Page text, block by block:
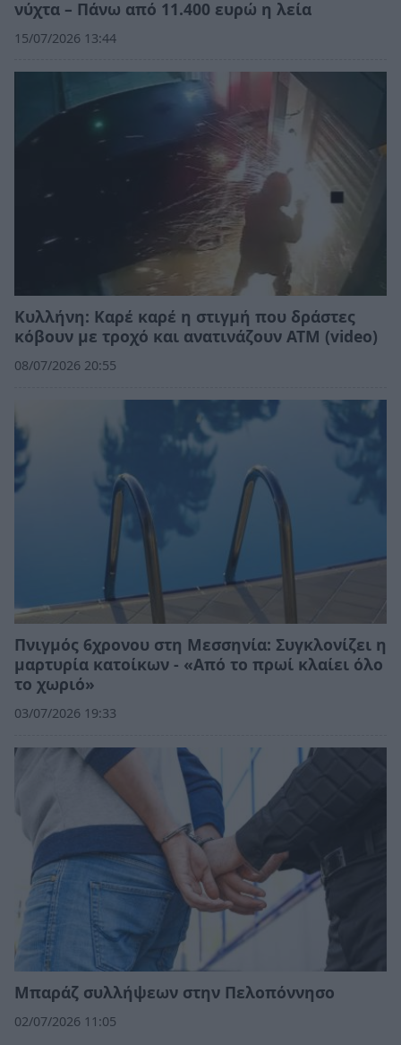
νύχτα – Πάνω από 11.400 ευρώ η λεία
15/07/2026 13:44
Κυλλήνη: Καρέ καρέ η στιγμή που δράστες
κόβουν με τροχό και ανατινάζουν ΑΤΜ (video)
08/07/2026 20:55
Πνιγμός 6χρονου στη Μεσσηνία: Συγκλονίζει η
μαρτυρία κατοίκων - «Από το πρωί κλαίει όλο
το χωριό»
03/07/2026 19:33
Μπαράζ συλλήψεων στην Πελοπόννησο
02/07/2026 11:05